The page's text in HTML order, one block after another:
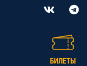
БИЛЕТЫ